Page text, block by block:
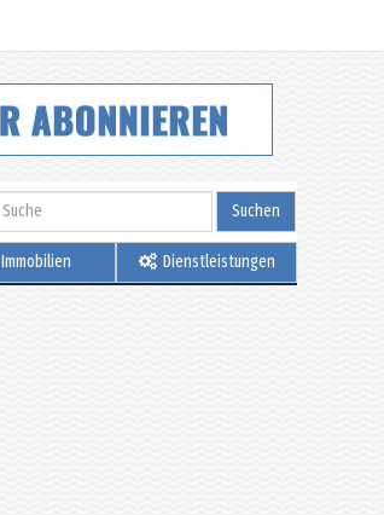
Suchen
Immobilien Dienstleistungen